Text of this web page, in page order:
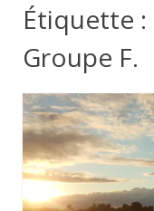
Étiquette :
Groupe F.